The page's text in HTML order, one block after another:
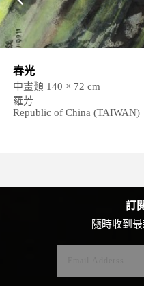
春光
中畫類 140 × 72 cm
羅芳
Republic of China (TAIWAN)
訂
隨時收到